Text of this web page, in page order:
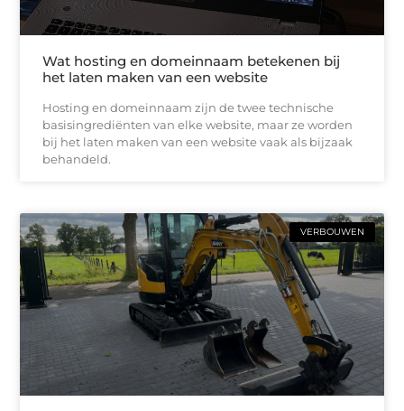
Wat hosting en domeinnaam betekenen bij
het laten maken van een website
Hosting en domeinnaam zijn de twee technische
basisingrediënten van elke website, maar ze worden
bij het laten maken van een website vaak als bijzaak
behandeld.
VERBOUWEN